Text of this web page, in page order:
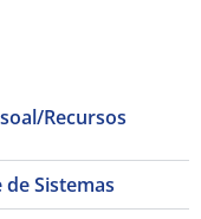
Recursos
Sistemas